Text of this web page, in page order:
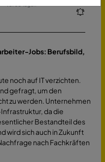
Jobs: Berufsbild,
noch auf IT verzichten.
gefragt, um den
zu werden. Unternehmen
da die
Bestandteil des
wird sich auch in Zukunft
nach Fachkräften